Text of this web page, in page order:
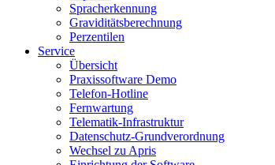
Spracherkennung
Graviditätsberechnung
Perzentilen
Service
Übersicht
Praxissoftware Demo
Telefon-Hotline
Fernwartung
Telematik-Infrastruktur
Datenschutz-Grundverordnung
Wechsel zu Apris